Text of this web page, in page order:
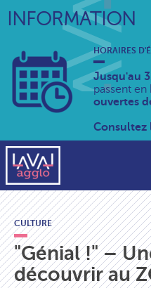
INFORMATION
HORAIRES
Jusqu'au
passent
ouvertes
Consultez
CULTURE
"Génial !" –
découvrir au